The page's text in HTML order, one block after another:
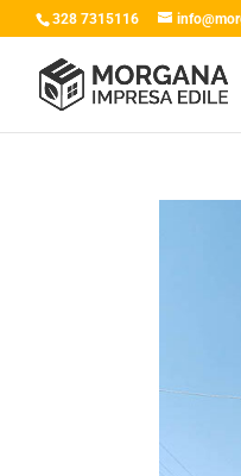
328 7315116